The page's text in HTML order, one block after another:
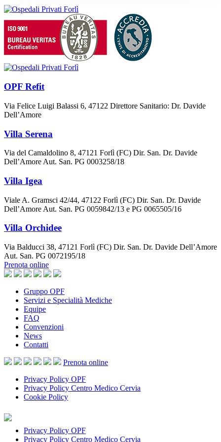
OPF Refit
Via Felice Luigi Balassi 6, 47122 Direttore Sanitario: Dr. Davide
Dell’Amore
Villa Serena
Via del Camaldolino 8, 47121 Forlì (FC) Dir. San. Dr. Davide
Dell’Amore Aut. San. PG 0003258/18
Villa Igea
Viale A. Gramsci 42/44, 47122 Forlì (FC) Dir. San. Dr. Davide
Dell’Amore Aut. San. PG 0059842/13 e PG 0065505/16
Villa Orchidee
Via Balducci 38, 47121 Forlì (FC) Dir. San. Dr. Davide Dell’Amore
Aut. San. PG 0072195/18
Prenota online
Gruppo OPF
Servizi e Specialità Mediche
Equipe
FAQ
Convenzioni
News
Contatti
Prenota online
Privacy Policy OPF
Privacy Policy Centro Medico Cervia
Cookie Policy
Privacy Policy OPF
Privacy Policy Centro Medico Cervia